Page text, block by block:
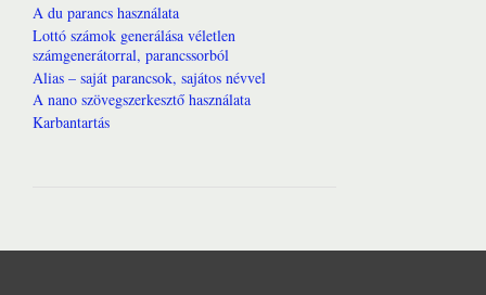
A du parancs használata
Lottó számok generálása véletlen
számgenerátorral, parancssorból
Alias – saját parancsok, sajátos névvel
A nano szövegszerkesztő használata
Karbantartás